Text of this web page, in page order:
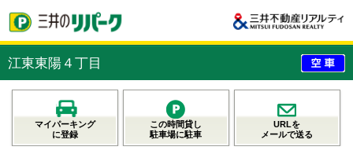
江東東陽４丁目
マイパーキング
に登録
この時間貸し
駐車場に駐車
URLを
メールで送る